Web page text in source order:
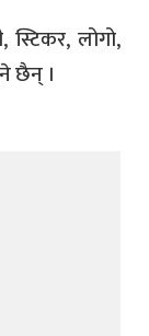
स्टिकर, लोगो,
छैन् ।